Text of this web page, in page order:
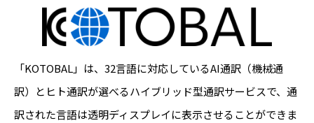
「KOTOBAL」は、32言語に対応しているAI通訳（機械通
訳）とヒト通訳が選べるハイブリッド型通訳サービスで、通
訳された言語は透明ディスプレイに表示させることができま